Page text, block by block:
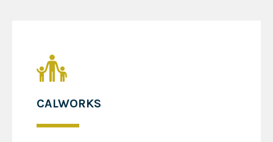
CALWORKS